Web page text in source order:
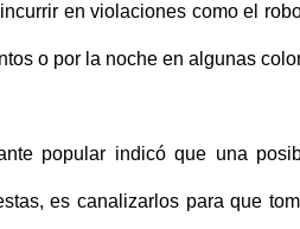
en violaciones como el
o por la noche en algunas
popular indicó que una
es canalizarlos para que